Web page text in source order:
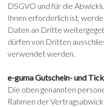
DSGVO und für die
Ihnen erforderlich ist,
Daten an Dritte
dürfen von Dritten
verwendet werden.
e-guma Gutschein- und
Die oben genannten
Rahmen der